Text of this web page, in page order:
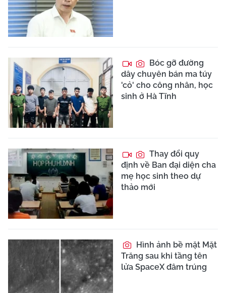
Bóc gỡ đường
dây chuyên bán ma túy
'cỏ' cho công nhân, học
sinh ở Hà Tĩnh
Thay đổi quy
định về Ban đại diện cha
mẹ học sinh theo dự
thảo mới
Hình ảnh bề mặt Mặt
Trăng sau khi tầng tên
lửa SpaceX đâm trúng